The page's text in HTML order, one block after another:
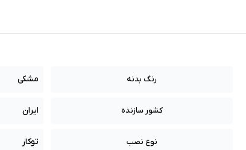
رنگ بدنه مشکی
کشور سازنده ایران
نوع نصب توکار